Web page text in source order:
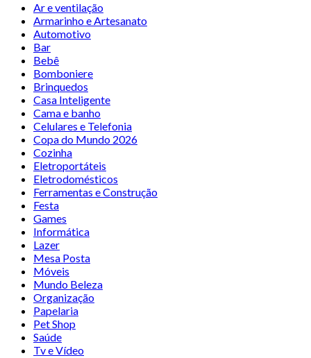
Ar e ventilação
Armarinho e Artesanato
Automotivo
Bar
Bebê
Bomboniere
Brinquedos
Casa Inteligente
Cama e banho
Celulares e Telefonia
Copa do Mundo 2026
Cozinha
Eletroportáteis
Eletrodomésticos
Ferramentas e Construção
Festa
Games
Informática
Lazer
Mesa Posta
Móveis
Mundo Beleza
Organização
Papelaria
Pet Shop
Saúde
Tv e Vídeo